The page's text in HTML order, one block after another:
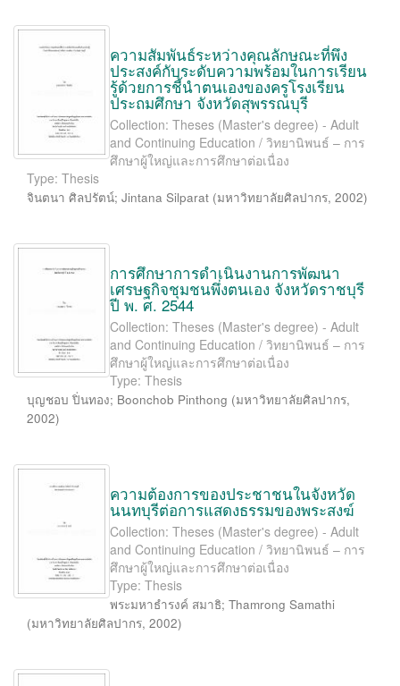
ความสัมพันธ์ระหว่างคุณลักษณะที่พึง
ประสงค์กับระดับความพร้อมในการเรียน
รู้ด้วยการชี้นำตนเองของครูโรงเรียน
ประถมศึกษา จังหวัดสุพรรณบุรี
Collection: Theses (Master's degree) - Adult
and Continuing Education / วิทยานิพนธ์ – การ
ศึกษาผู้ใหญ่และการศึกษาต่อเนื่อง
Type: Thesis
จินตนา ศิลปรัตน์; Jintana Silparat (มหาวิทยาลัยศิลปากร, 2002)
การศึกษาการดำเนินงานการพัฒนา
เศรษฐกิจชุมชนพึ่งตนเอง จังหวัดราชบุรี
ปี พ. ศ. 2544
Collection: Theses (Master's degree) - Adult
and Continuing Education / วิทยานิพนธ์ – การ
ศึกษาผู้ใหญ่และการศึกษาต่อเนื่อง
Type: Thesis
บุญชอบ ปิ่นทอง; Boonchob Pinthong (มหาวิทยาลัยศิลปากร,
2002)
ความต้องการของประชาชนในจังหวัด
นนทบุรีต่อการแสดงธรรมของพระสงฆ์
Collection: Theses (Master's degree) - Adult
and Continuing Education / วิทยานิพนธ์ – การ
ศึกษาผู้ใหญ่และการศึกษาต่อเนื่อง
Type: Thesis
พระมหาธำรงค์ สมาธิ; Thamrong Samathi
(มหาวิทยาลัยศิลปากร, 2002)